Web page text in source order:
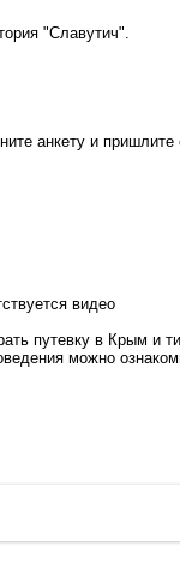
"Славутич".
анкету и
видео
путевку в Крым
можно